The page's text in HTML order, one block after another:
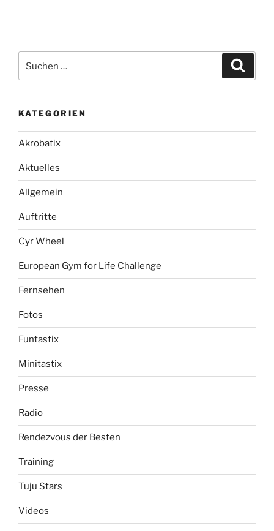
nach:
KATEGORIEN
Akrobatix
Aktuelles
Allgemein
Auftritte
Cyr Wheel
European Gym for Life Challenge
Fernsehen
Fotos
Funtastix
Minitastix
Presse
Radio
Rendezvous der Besten
Training
Tuju Stars
Videos